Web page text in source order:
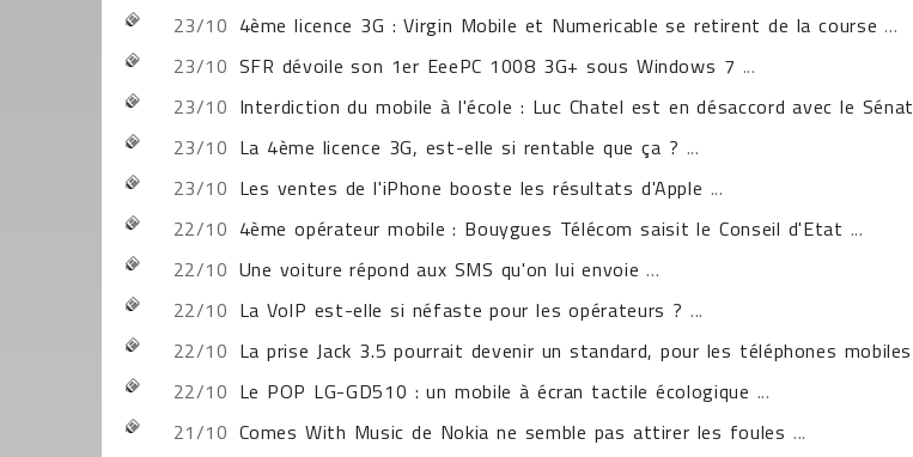
23/10 4ème licence 3G : Virgin Mobile et Numericable se retirent de la course ...
23/10 SFR dévoile son 1er EeePC 1008 3G+ sous Windows 7 ...
23/10 Interdiction du mobile à l'école : Luc Chatel est en désaccord avec le Sénat
23/10 La 4ème licence 3G, est-elle si rentable que ça ? ...
23/10 Les ventes de l'iPhone booste les résultats d'Apple ...
22/10 4ème opérateur mobile : Bouygues Télécom saisit le Conseil d'Etat ...
22/10 Une voiture répond aux SMS qu'on lui envoie ...
22/10 La VoIP est-elle si néfaste pour les opérateurs ? ...
22/10 La prise Jack 3.5 pourrait devenir un standard, pour les téléphones mobiles
22/10 Le POP LG-GD510 : un mobile à écran tactile écologique ...
21/10 Comes With Music de Nokia ne semble pas attirer les foules ...